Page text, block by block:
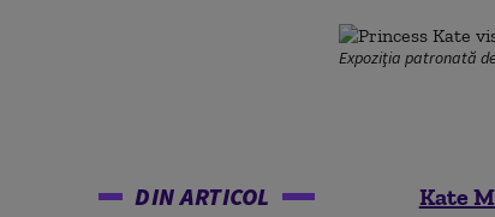
Expoziţia patronată
DIN ARTICOL Kate